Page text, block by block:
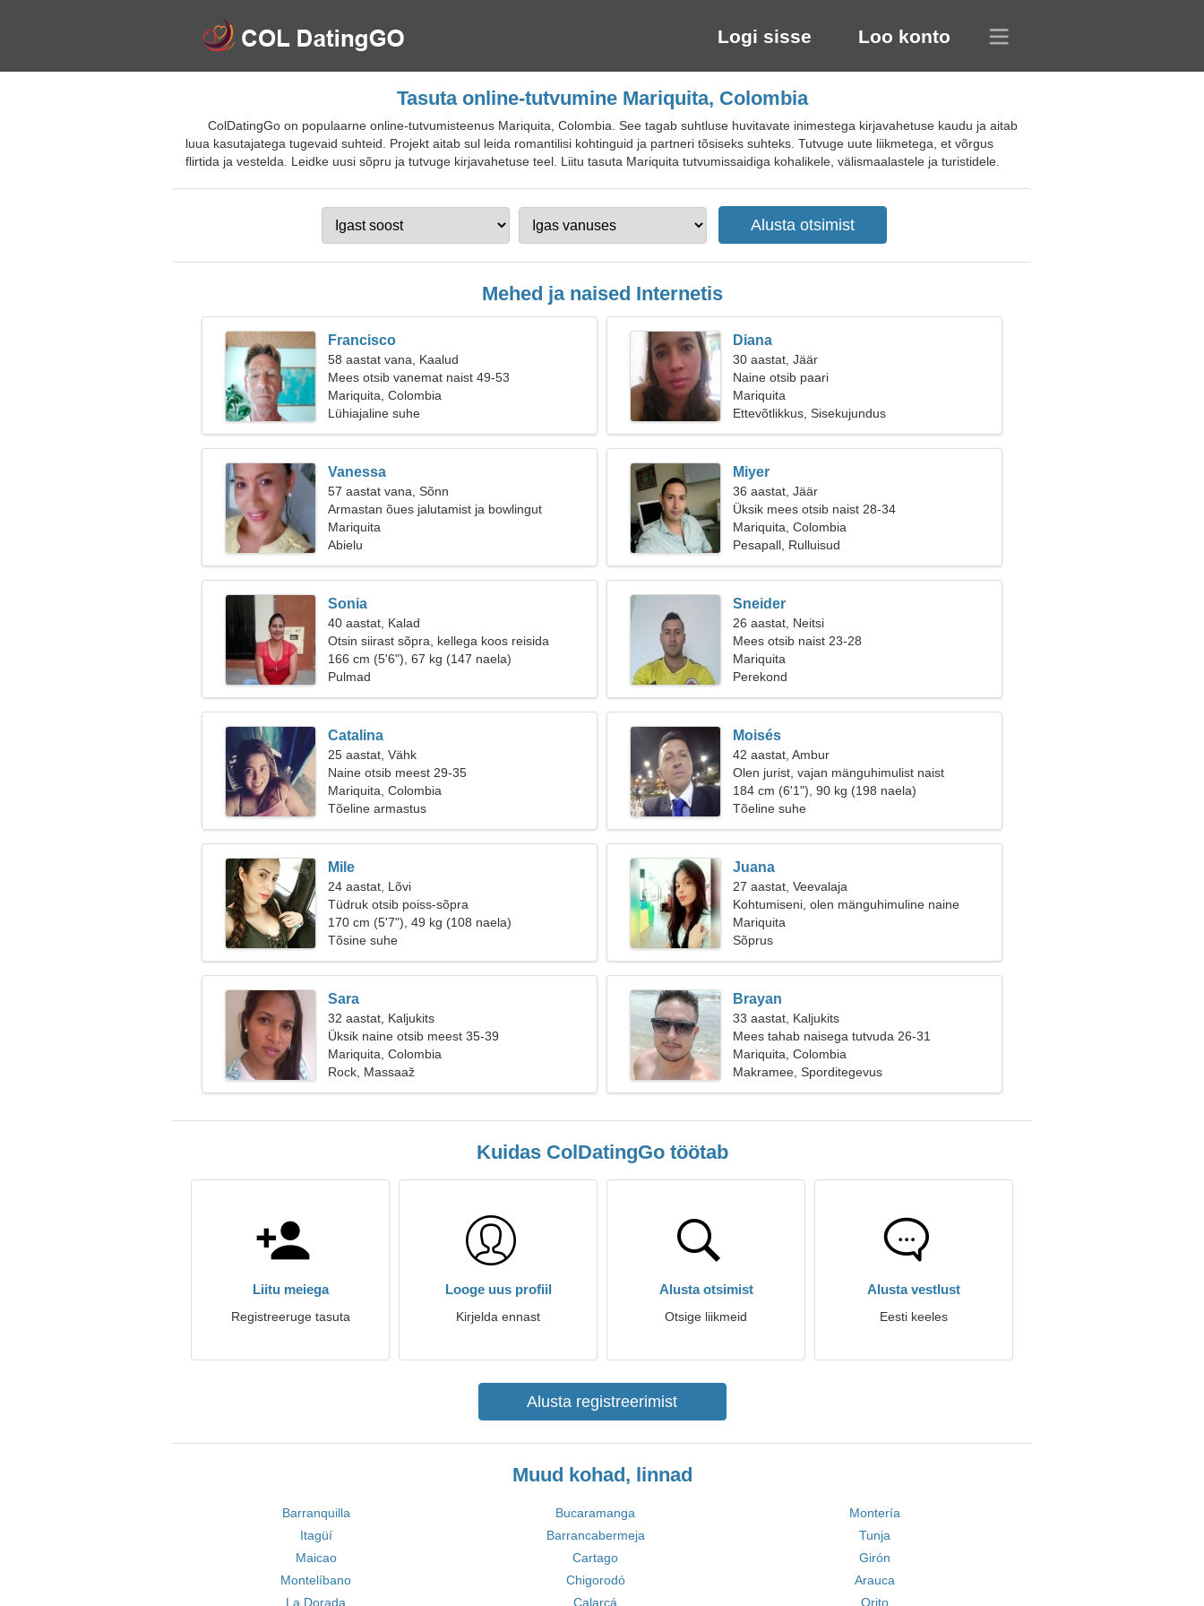
Logi sisse Loo konto
Tasuta online-tutvumine Mariquita, Colombia
ColDatingGo on populaarne online-tutvumisteenus Mariquita, Colombia. See tagab suhtluse huvitavate inimestega kirjavahetuse kaudu ja aitab
luua kasutajatega tugevaid suhteid. Projekt aitab sul leida romantilisi kohtinguid ja partneri tõsiseks suhteks. Tutvuge uute liikmetega, et võrgus
flirtida ja vestelda. Leidke uusi sõpru ja tutvuge kirjavahetuse teel. Liitu tasuta Mariquita tutvumissaidiga kohalikele, välismaalastele ja turistidele.
Mehed ja naised Internetis
Francisco
58 aastat vana, Kaalud
Mees otsib vanemat naist 49-53
Mariquita, Colombia
Lühiajaline suhe
Diana
30 aastat, Jäär
Naine otsib paari
Mariquita
Ettevõtlikkus, Sisekujundus
Vanessa
57 aastat vana, Sõnn
Armastan õues jalutamist ja bowlingut
Mariquita
Abielu
Miyer
36 aastat, Jäär
Üksik mees otsib naist 28-34
Mariquita, Colombia
Pesapall, Rulluisud
Sonia
40 aastat, Kalad
Otsin siirast sõpra, kellega koos reisida
166 cm (5'6"), 67 kg (147 naela)
Pulmad
Sneider
26 aastat, Neitsi
Mees otsib naist 23-28
Mariquita
Perekond
Catalina
25 aastat, Vähk
Naine otsib meest 29-35
Mariquita, Colombia
Tõeline armastus
Moisés
42 aastat, Ambur
Olen jurist, vajan mänguhimulist naist
184 cm (6'1"), 90 kg (198 naela)
Tõeline suhe
Mile
24 aastat, Lõvi
Tüdruk otsib poiss-sõpra
170 cm (5'7"), 49 kg (108 naela)
Tõsine suhe
Juana
27 aastat, Veevalaja
Kohtumiseni, olen mänguhimuline naine
Mariquita
Sõprus
Sara
32 aastat, Kaljukits
Üksik naine otsib meest 35-39
Mariquita, Colombia
Rock, Massaaž
Brayan
33 aastat, Kaljukits
Mees tahab naisega tutvuda 26-31
Mariquita, Colombia
Makramee, Sporditegevus
Kuidas ColDatingGo töötab
Liitu meiega
Registreeruge tasuta
Looge uus profiil
Kirjelda ennast
Alusta otsimist
Otsige liikmeid
Alusta vestlust
Eesti keeles
Alusta registreerimist
Muud kohad, linnad
Barranquilla Bucaramanga
Montería
Itagüí
Barrancabermeja
Tunja
Maicao
Cartago
Girón
Montelíbano
Chigorodó
Arauca
La Dorada
Calarcá Orito